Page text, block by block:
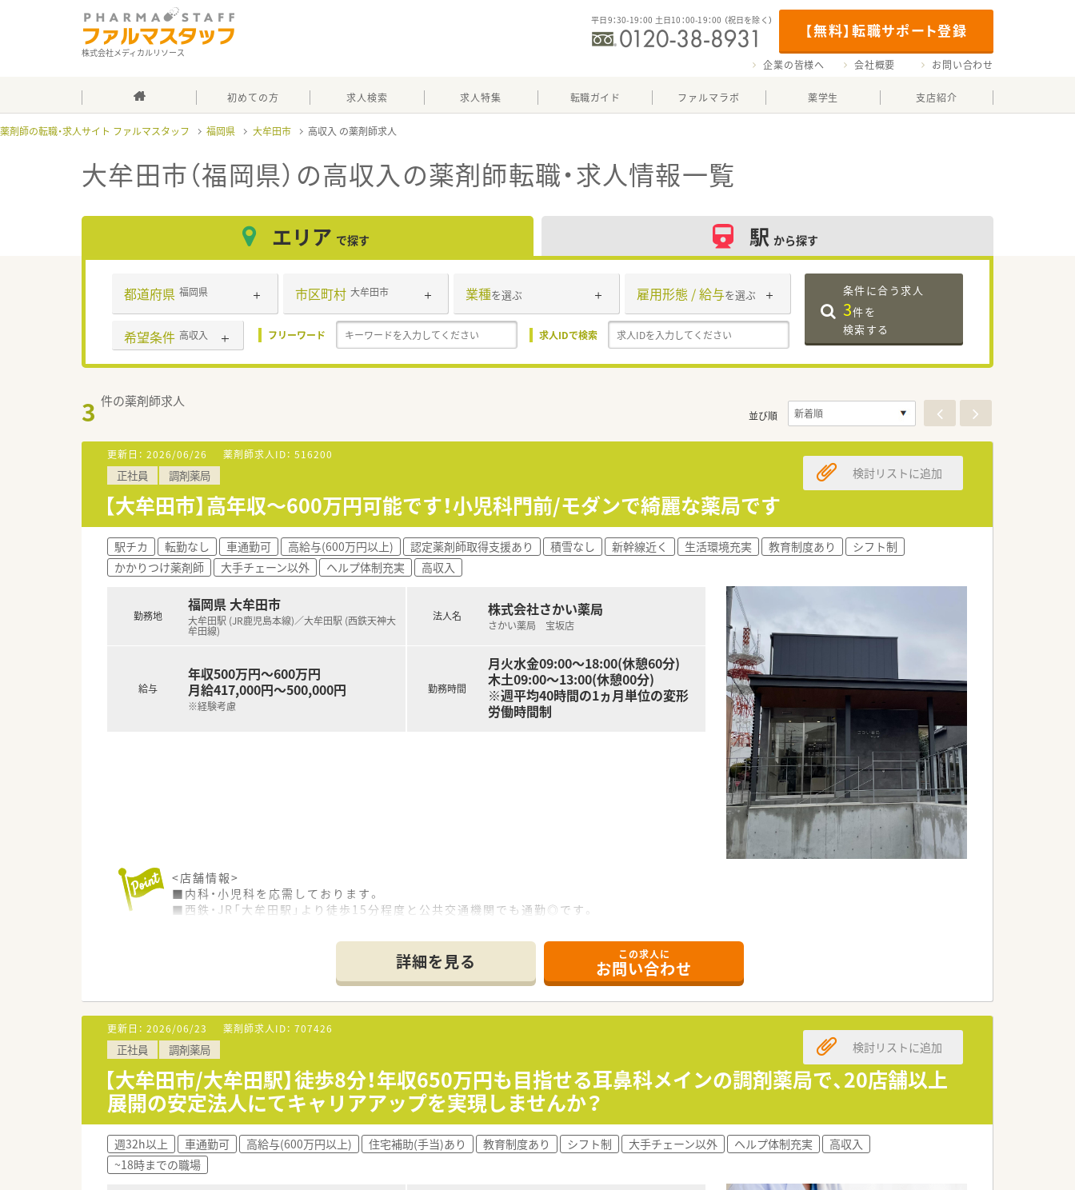
株式会社メディカルリソース
【無料】転職サポート登録
平日9：30-19：00 土日10：00-19：00 （祝日を除く）
企業の皆様へ 会社概要 お問い合わせ
初めての方 求人検索 求人特集 転職ガイド ファルマラボ 薬学生 支店紹介
薬剤師の転職・求人サイト ファルマスタッフ 福岡県 大牟田市 高収入
大牟田市（福岡県）の高収入の薬剤師転職・求人情報一覧
エリア で探す 駅 から探す
都道府県 福岡県 市区町村 大牟田市 業種を選ぶ 雇用形態 / 給与を選ぶ
希望条件 高収入 フリーワード 求人IDで検索
条件に合う求人
3件を
検索する
3 件の薬剤師求人
並び順
更新日： 2026/06/26 薬剤師求人ID： 516200
正社員 調剤薬局
【大牟田市】高年収～600万円可能です！小児科門前/モダンで綺麗な薬局です
検討リストに追加
駅チカ 転勤なし 車通勤可 高給与(600万円以上) 認定薬剤師取得支援あり 積雪なし 新幹線近く 生活環境充実 教育制度あり
シフト制
かかりつけ薬剤師
大手チェーン以外 ヘルプ体制充実 高収入
勤務地
福岡県 大牟田市
大牟田駅 (JR鹿児島本線)／大牟田駅 (西鉄天神大
牟田線)
給与
年収500万円～600万円
月給417,000円～500,000円
※経験考慮
法人名 株式会社さかい薬局
さかい薬局 宝坂店
勤務時間
月火水金09:00～18:00(休憩60分)
木土09:00～13:00(休憩00分)
※週平均40時間の1ヵ月単位の変形
労働時間制
<店舗情報>
■内科・小児科を応需しております。
■西鉄・JR「大牟田駅」より徒歩15分程度と公共交通機関でも通勤◎です。
■ラウンダー薬剤師もいらっしゃるため希望休も取りやすい環境です。
■設立25年を迎える薬局グループです。
■福岡南部エリアに7店舗、佐賀2店舗、長崎1店舗の計10店舗を運営しております。
■代表も薬剤師で現場に出られることもございます。
■かかりつけはノルマなどなく社員の自主性に任せていらっしゃいます。
■薬歴は全店EMシステムズで統一されております。
■社内で勉強会を年3～4回程度社長が実施されており、点数の取り方や行政による薬局への影響の話などをされているそうです。
■男女比は5:5で平均年齢は37～38歳くらいです。
■残業は1分単位で支給です。
詳細を見る この求人に
お問い合わせ
更新日： 2026/06/23 薬剤師求人ID： 707426
正社員 調剤薬局
【大牟田市/大牟田駅】徒歩8分！年収650万円も目指せる耳鼻科メインの調剤薬局で、20店舗以上
展開の安定法人にてキャリアアップを実現しませんか？
検討リストに追加
週32h以上 車通勤可 高給与(600万円以上) 住宅補助(手当)あり 教育制度あり シフト制 大手チェーン以外 ヘルプ体制充実
高収入
~18時までの職場